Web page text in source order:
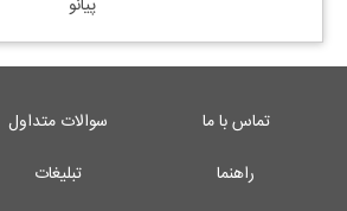
پیانو
تماس با ما
سوالات متداول
راهنما
تبلیغات